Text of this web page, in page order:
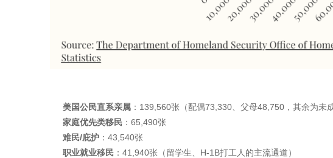
美国公民直系亲属 ：139,560张（配偶73,330、父母48,750，其余为未
家庭优先类移民 ：65,490张
难民/庇护 ：43,540张
职业就业移民 ：41,940张（留学生、H-1B打工人的主流通道）